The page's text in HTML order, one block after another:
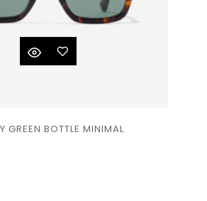
GREEN BOTTLE MINIMAL
à la